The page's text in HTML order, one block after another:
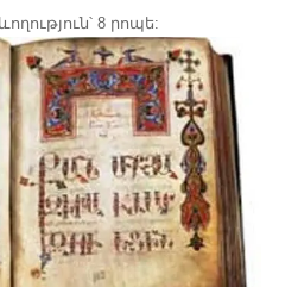
8 րոպե: